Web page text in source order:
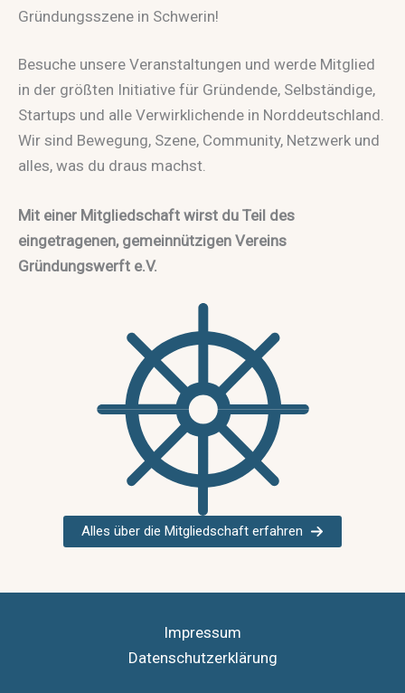
Gründungsszene in Schwerin!
Besuche unsere Veranstaltungen und werde Mitglied
in der größten Initiative für Gründende, Selbständige,
Startups und alle Verwirklichende in Norddeutschland.
Wir sind Bewegung, Szene, Community, Netzwerk und
alles, was du draus machst.
Mit einer Mitgliedschaft wirst du Teil des
eingetragenen, gemeinnützigen Vereins
Gründungswerft e.V.
Alles über die Mitgliedschaft erfahren
Impressum
Datenschutzerklärung